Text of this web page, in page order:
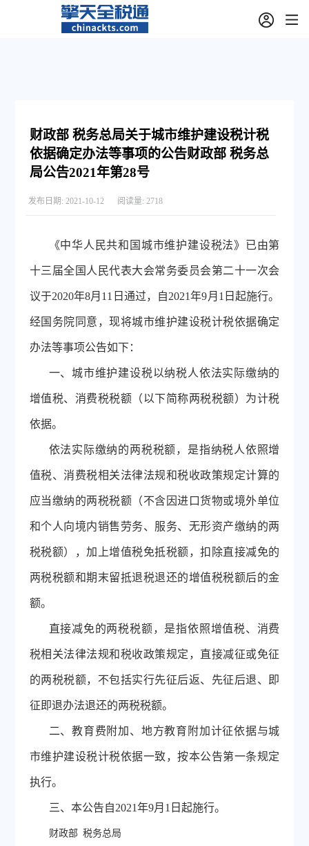
财政部 税务总局关于城市维护建设税计税
依据确定办法等事项的公告财政部 税务总
局公告2021年第28号
发布日期: 2021-10-12 阅读量: 2718
《中华人民共和国城市维护建设税法》已由第
十三届全国人民代表大会常务委员会第二十一次会
议于2020年8月11日通过，自2021年9月1日起施行。
经国务院同意，现将城市维护建设税计税依据确定
办法等事项公告如下：
一、城市维护建设税以纳税人依法实际缴纳的
增值税、消费税税额（以下简称两税税额）为计税
依据。
依法实际缴纳的两税税额，是指纳税人依照增
值税、消费税相关法律法规和税收政策规定计算的
应当缴纳的两税税额（不含因进口货物或境外单位
和个人向境内销售劳务、服务、无形资产缴纳的两
税税额），加上增值税免抵税额，扣除直接减免的
两税税额和期末留抵退税退还的增值税税额后的金
额。
直接减免的两税税额，是指依照增值税、消费
税相关法律法规和税收政策规定，直接减征或免征
的两税税额，不包括实行先征后返、先征后退、即
征即退办法退还的两税税额。
二、教育费附加、地方教育附加计征依据与城
市维护建设税计税依据一致，按本公告第一条规定
执行。
三、本公告自2021年9月1日起施行。
财政部 税务总局